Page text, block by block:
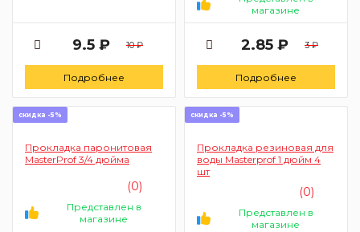
9.5 ₽ 10 ₽
Подробнее
магазине
2.85 ₽ 3 ₽
Подробнее
скидка -5%
Прокладка паронитовая
MasterProf 3/4 дюйма
(0)
Представлен в
магазине
скидка -5%
Прокладка резиновая для
воды Masterprof 1 дюйм 4
шт
(0)
Представлен в
магазине